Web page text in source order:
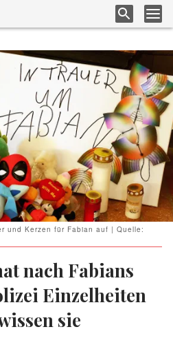
und Kerzen für Fabian auf | Quelle:
nach Fabians
Einzelheiten
sie